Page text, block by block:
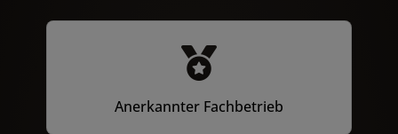
Anerkannter Fachbetrieb